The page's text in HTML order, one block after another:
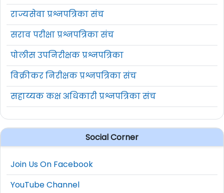
राज्यसेवा प्रश्नपत्रिका संच
सराव परीक्षा प्रश्नपत्रिका संच
पोलीस उपनिरीक्षक प्रश्नपत्रिका
विक्रीकर निरीक्षक प्रश्नपत्रिका संच
सहाय्यक कक्ष अधिकारी प्रश्नपत्रिका संच
Social Corner
Join Us On Facebook
YouTube Channel